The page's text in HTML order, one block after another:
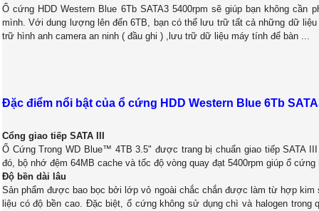
Ổ cứng HDD Western Blue 6Tb SATA3 5400rpm sẽ giúp bạn không
mình. Với dung lượng lên đến 6TB, bạn có thể lưu trữ tất cả những dữ
trữ hình anh camera an ninh ( đầu ghi ) ,lưu trữ dữ liệu máy tính để bàn ...
Đặc điểm nổi bật của ổ cứng HDD Western Blue 6Tb
Cổng giao tiếp SATA III
Ổ Cứng Trong WD Blue™ 4TB 3.5" được trang bị chuẩn giao tiếp SATA
đó, bộ nhớ đệm 64MB cache và tốc độ vòng quay đạt 5400rpm giúp ổ
Độ bền dài lâu
Sản phẩm được bao bọc bởi lớp vỏ ngoài chắc chắn được làm từ hợp kim
liệu có độ bền cao. Đặc biệt, ổ cứng không sử dụng chì và halogen